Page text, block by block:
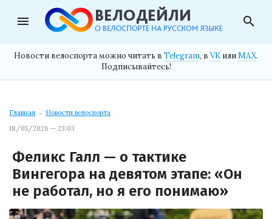
menu search
Новости велоспорта можно читать в Telegram, в VK илиMAX.
Подписывайтесь!
Главная → Новости велоспорта
18/05/2026 — 23:03
Феликс Галл — о тактике
Вингегора на девятом этапе: «Он
не работал, но я его понимаю»